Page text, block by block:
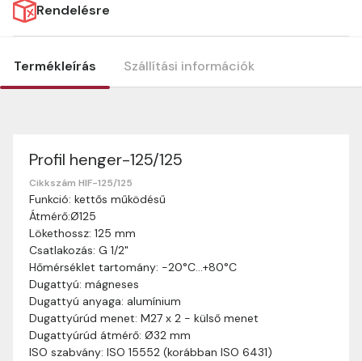
Rendelésre
Termékleírás Szállítási információk
Profil henger-125/125
Cikkszám HIF-125/125
Funkció: kettős működésű
Átmérő:Ø125
Lökethossz: 125 mm
Csatlakozás: G 1/2"
Hőmérséklet tartomány: -20°C…+80°C
Dugattyú: mágneses
Dugattyú anyaga: alumínium
Dugattyúrúd menet: M27 x 2 - külső menet
Dugattyúrúd átmérő: Ø32 mm
ISO szabvány: ISO 15552 (korábban ISO 6431)
Szállítási információk
Nagyon köszönjük, hogy webshopunkat választottátok
vásárlásaitokhoz. Az alábbiakban megtaláljátok szállítási
információinkat, hogy a vásárlásotok gördülékenyen és
zökkenőmentesen történhessen.
Szállítási idő:Általában a megrendeléseket 2-5
munkanapon belül kézbesítjük. Amennyiben
valamilyen okból kifolyólag a szállítás hosszabb
ideig tart, előre értesítünk benneteket.
Szállítási díj:A szállítási díj függ a termék súlyától
és a szállítási cím távolságától. A pontos szállítási